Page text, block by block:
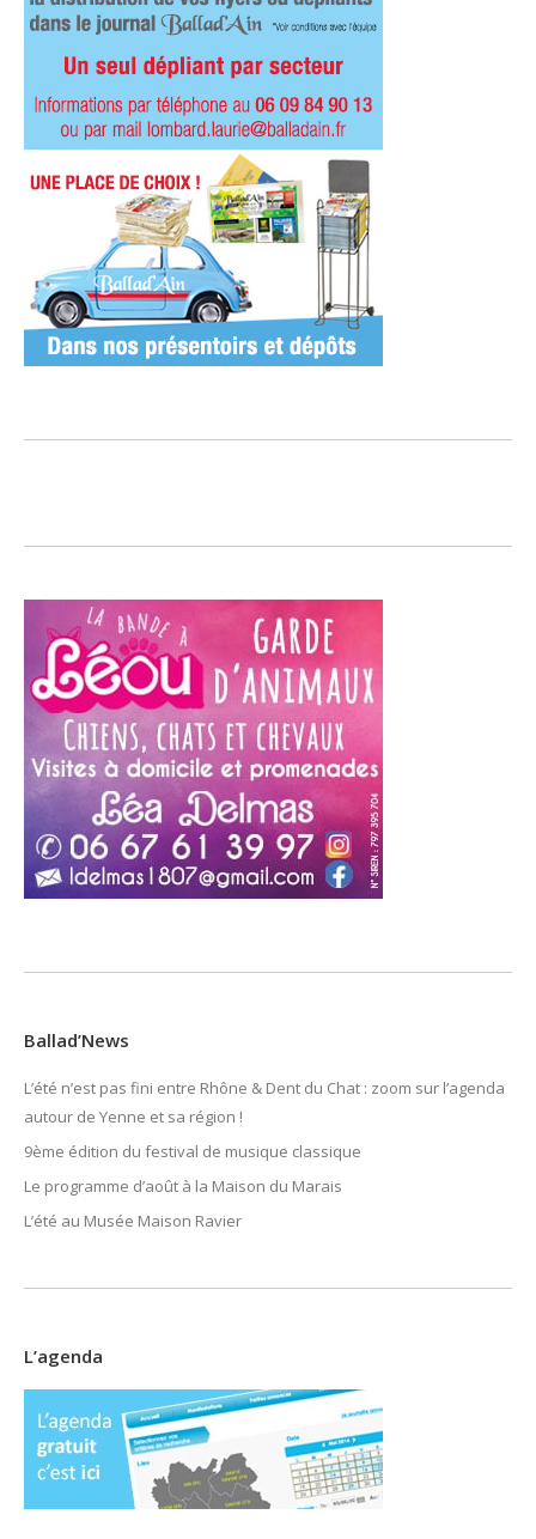
Ballad’News
L’été n’est pas fini entre Rhône & Dent du Chat : zoom sur l’agenda
autour de Yenne et sa région !
9ème édition du festival de musique classique
Le programme d’août à la Maison du Marais
L’été au Musée Maison Ravier
L’agenda